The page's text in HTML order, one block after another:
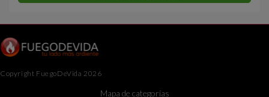
Copyright FuegoDeVida 2026
Mapa de categorías